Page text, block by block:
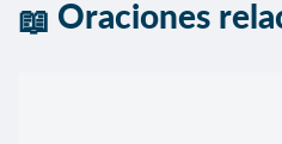
Oraciones